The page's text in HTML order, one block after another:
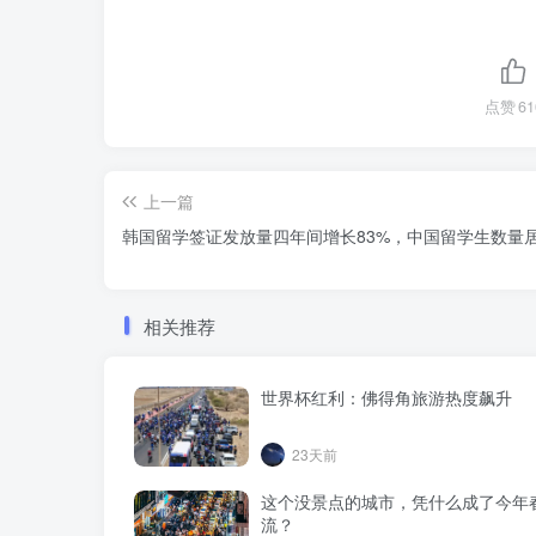
点赞
上一篇
韩国留学签证发放量四年间增长83%，中国留学生数量
相关推荐
世界杯红利：佛得角旅游热度飙升
23天前
这个没景点的城市，凭什么成了今年
流？